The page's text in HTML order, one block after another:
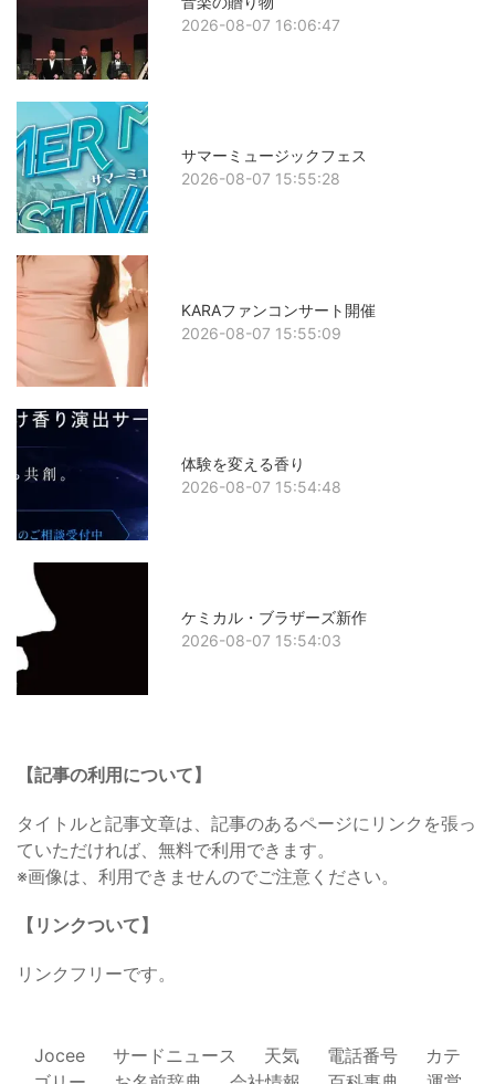
2026-08-07 16:06:47
サマーミュージックフェス
2026-08-07 15:55:28
KARAファンコンサート開催
2026-08-07 15:55:09
体験を変える香り
2026-08-07 15:54:48
ケミカル・ブラザーズ新作
2026-08-07 15:54:03
【記事の利用について】
タイトルと記事文章は、記事のあるページにリンクを張っ
ていただければ、無料で利用できます。
※画像は、利用できませんのでご注意ください。
【リンクついて】
リンクフリーです。
Jocee サードニュース 天気 電話番号
カテ